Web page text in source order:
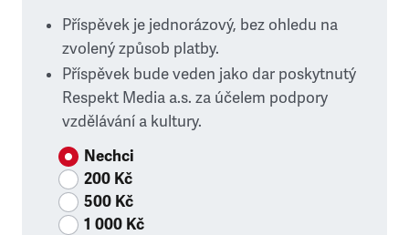
Příspěvek je jednorázový, bez ohledu na
zvolený způsob platby.
Příspěvek bude veden jako dar poskytnutý
Respekt Media a.s. za účelem podpory
vzdělávání a kultury.
Nechci
200 Kč
500 Kč
1 000 Kč